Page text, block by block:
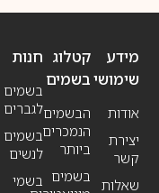
מידע
שימושי
אודות
יצירת
קשר
שאלות
חנות
בשמים
לגברים
בשמים
לנשים
בשמי
קטלוג
בשמים
הבשמים
הנמכרים
ביותר
בשמים